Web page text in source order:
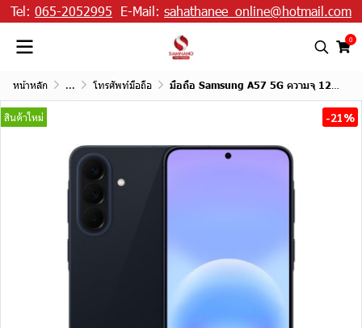
Tel: 065-2052995 E-Mail: sahathanee_online@hotmail.com
0
หน้าหลัก ... โทรศัพท์มือถือ มือถือ Samsung A57 5G ความจุ 12+256GB
สินค้าใหม่ -21%